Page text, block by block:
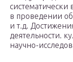
систематически
в проведении
и т.д.
деятельности.
научно-